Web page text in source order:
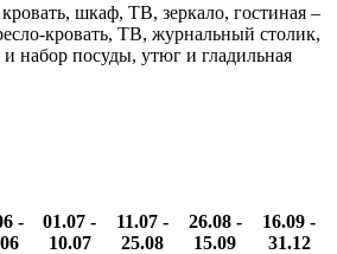
шкаф, ТВ, зеркало, гостиная –
кровать, ТВ, журнальный столик,
набор посуды, утюг и гладильная
-
01.07 -
10.07
11.07 -
25.08
26.08 -
15.09
16.09 -
31.12